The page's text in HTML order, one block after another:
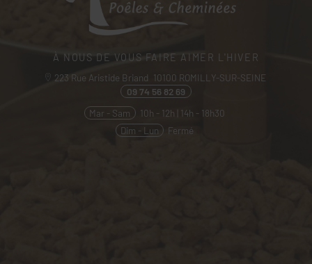
À NOUS DE VOUS FAIRE AIMER L'HIVER
223 Rue Aristide Briand 10100 ROMILLY-SUR-SEINE
09 74 56 82 69
Mar - Sam
10h - 12h | 14h - 18h30
Dim - Lun
Fermé